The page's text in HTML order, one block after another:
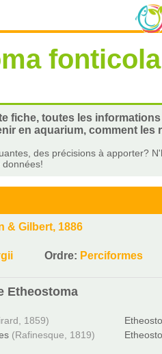
fonticola
fiche, toutes les
en aquarium, comment les
des précisions à apporter?
& Gilbert, 1886
Ordre: Perciformes
Etheostoma
1859)
(Rafinesque, 1819)